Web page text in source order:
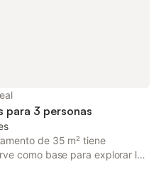
para 3 personas
de 35 m² tiene
como base para explorar la
con habitaciones